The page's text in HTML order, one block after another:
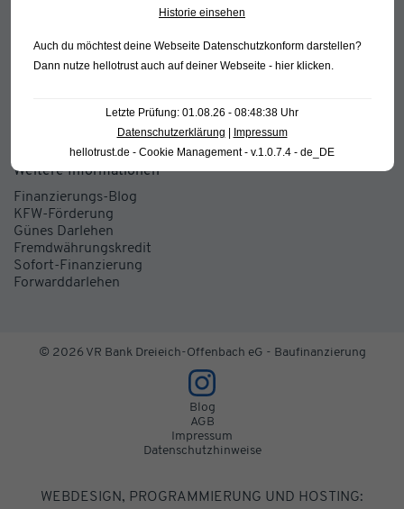
Wir helfen Ihnen weiter
Termin online vereinbaren
Finden Sie Ihren Anspechpartner
Zu unserer VR Bank Dreieich-Offenbach eG Seite
Weitere Informationen
Finanzierungs-Blog
KFW-Förderung
Günes Darlehen
Fremdwährungskredit
Sofort-Finanzierung
Forwarddarlehen
© 2026 VR Bank Dreieich-Offenbach eG - Baufinanzierung
Blog
AGB
Impressum
Datenschutzhinweise
WEBDESIGN, PROGRAMMIERUNG UND HOSTING:
Historie einsehen
Auch du möchtest deine Webseite Datenschutzkonform darstellen?
Dann nutze hellotrust auch auf deiner Webseite - hier klicken.
Letzte Prüfung: 01.08.26 - 08:48:38 Uhr
Datenschutzerklärung
Impressum
hellotrust.de - Cookie Management - v.1.0.7.4 - de_DE